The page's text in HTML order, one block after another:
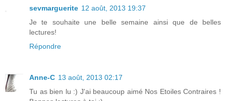
sevmarguerite 12 août, 2013 19:37
Je te souhaite une belle semaine ainsi que de belles
lectures!
Répondre
Anne-C 13 août, 2013 02:17
Tu as bien lu :) J'ai beaucoup aimé Nos Etoiles Contraires !